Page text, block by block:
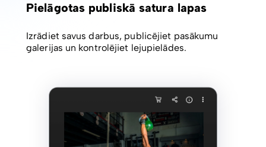
Pielāgotas publiskā satura lapas
Izrādiet savus darbus, publicējiet pasākumu
galerijas un kontrolējiet lejupielādes.